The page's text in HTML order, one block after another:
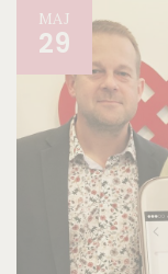
MAJ
29